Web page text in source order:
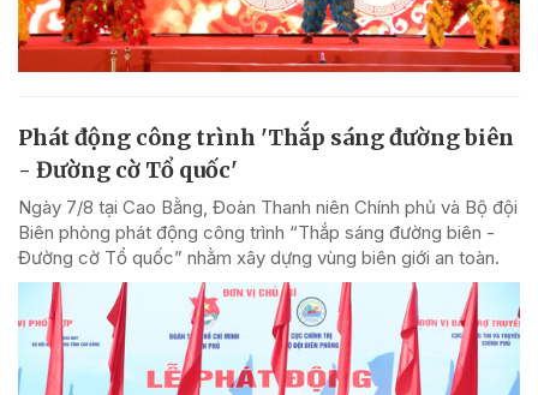
Phát động công trình 'Thắp sáng đường biên
- Đường cờ Tổ quốc'
Ngày 7/8 tại Cao Bằng, Đoàn Thanh niên Chính phủ và Bộ đội
Biên phòng phát động công trình “Thắp sáng đường biên -
Đường cờ Tổ quốc” nhằm xây dựng vùng biên giới an toàn.